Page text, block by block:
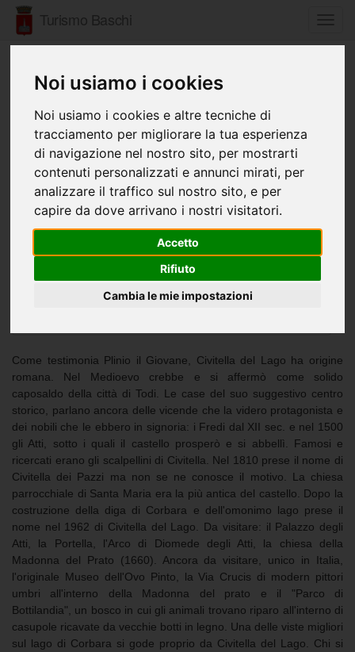
Noi usiamo i cookies
Noi usiamo i cookies e altre tecniche di
tracciamento per migliorare la tua esperienza
di navigazione nel nostro sito, per mostrarti
contenuti personalizzati e annunci mirati, per
analizzare il traffico sul nostro sito, e per
capire da dove arrivano i nostri visitatori.
Accetto
Rifiuto
Cambia le mie impostazioni
Turismo Baschi
CIVITELLA DEL LAGO
Come testimonia Plinio il Giovane, Civitella del Lago ha origine
romana. Nel Medioevo crebbe e si affermò come solido
caposaldo della città di Todi. Le case del suo suggestivo centro
storico, parlano ancora delle vicende che la videro protagonista e
dei nobili che le ebbero in signoria: i Fredi dal XII sec. e nel 1500
gli Atti, sotto i quali il castello prosperò e si abbellì. Famosi e
ricercati erano gli scalpellini di Civitella. Nel 1810 prese il nome di
Civitella dei Pazzi ma non se ne conosce il motivo. La chiesa
parrocchiale di Santa Maria era la più antica del castello. Dopo la
costruzione della diga di Corbara e dell'omonimo lago prese il
nome nel 1962 di Civitella del Lago. Da visitare: il Palazzo degli
Atti, la Portella, l'Arco di Diomede degli Atti, la chiesa della
Madonna del Prato (1660). Ancora da visitare, unico in Italia,
l'originale Museo dell'Ovo Pinto, la Via Crucis di modern pittori
umbri all'interno della Madonna del prato e il "Parco di
Bottilandia", un bosco in cui gli animali trovano riparo all'interno di
casupole ricavate da vecchie botti in legno. Una delle viste migliori
sul lago di Corbara si gode proprio da Civitella del Lago. Chi si